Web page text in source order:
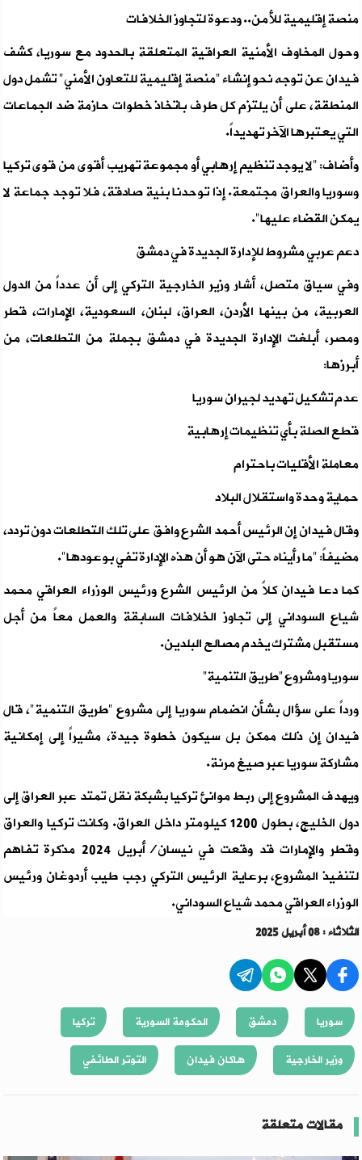
منصة إقليمية للأمن.. ودعوة لتجاوز الخلافات
وحول المخاوف الأمنية العراقية المتعلقة بالحدود مع سوريا، كشف
فيدان عن توجه نحو إنشاء "منصة إقليمية للتعاون الأمني" تشمل دول
المنطقة، على أن يلتزم كل طرف باتخاذ خطوات حازمة ضد الجماعات
التي يعتبرها الآخر تهديداً.
وأضاف: "لا يوجد تنظيم إرهابي أو مجموعة تهريب أقوى من قوى تركيا
وسوريا والعراق مجتمعة. إذا توحدنا بنية صادقة، فلا توجد جماعة لا
يمكن القضاء عليها".
دعم عربي مشروط للإدارة الجديدة في دمشق
وفي سياق متصل، أشار وزير الخارجية التركي إلى أن عدداً من الدول
العربية، من بينها الأردن، العراق، لبنان، السعودية، الإمارات، قطر
ومصر، أبلغت الإدارة الجديدة في دمشق بجملة من التطلعات، من
أبرزها:
عدم تشكيل تهديد لجيران سوريا
قطع الصلة بأي تنظيمات إرهابية
معاملة الأقليات باحترام
حماية وحدة واستقلال البلاد
وقال فيدان إن الرئيس أحمد الشرع وافق على تلك التطلعات دون تردد،
مضيفاً: "ما رأيناه حتى الآن هو أن هذه الإدارة تفي بوعودها".
كما دعا فيدان كلاً من الرئيس الشرع ورئيس الوزراء العراقي محمد
شياع السوداني إلى تجاوز الخلافات السابقة والعمل معاً من أجل
مستقبل مشترك يخدم مصالح البلدين.
سوريا ومشروع “طريق التنمية”
ورداً على سؤال بشأن انضمام سوريا إلى مشروع "طريق التنمية"، قال
فيدان إن ذلك ممكن بل سيكون خطوة جيدة، مشيراً إلى إمكانية
مشاركة سوريا عبر صيغ مرنة.
ويهدف المشروع إلى ربط موانئ تركيا بشبكة نقل تمتد عبر العراق إلى
دول الخليج، بطول 1200 كيلومتر داخل العراق. وكانت تركيا والعراق
وقطر والإمارات قد وقعت في نيسان/أبريل 2024 مذكرة تفاهم
لتنفيذ المشروع، برعاية الرئيس التركي رجب طيب أردوغان ورئيس
الوزراء العراقي محمد شياع السوداني.
الثلاثاء : 08 أبريل 2025
سوريا دمشق الحكومة السورية
تركيا
وزير الخارجية
هاكان فيدان التوتر الطائفي
مقالات متعلقة